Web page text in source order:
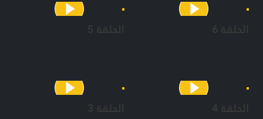
الحلقة 6 الحلقة 5
الحلقة 4 الحلقة 3